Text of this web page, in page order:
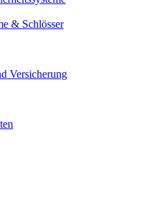
& Schlösser
Versicherung